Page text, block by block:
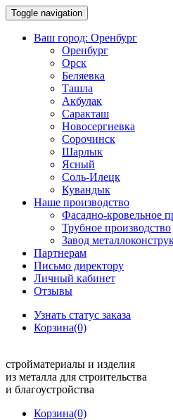
Toggle navigation
Ваш город: Оренбург
Оренбург
Орск
Беляевка
Ташла
Акбулак
Саракташ
Новосергиевка
Сорочинск
Шарлык
Ясный
Соль-Илецк
Кувандык
Наше производство
Фасадно-кровельное
Трубное производство
Завод
Партнерам
Письмо директору
Личный кабинет
Отзывы
Узнать статус заказа
Корзина(0)
стройматериалы и изделия
из металла для строительства
и благоустройства
Корзина(0)